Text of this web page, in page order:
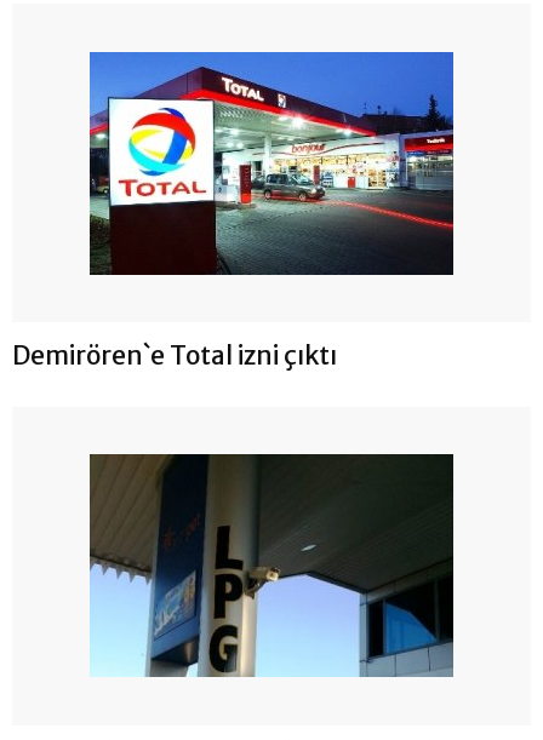
Demirören`e Total izni çıktı